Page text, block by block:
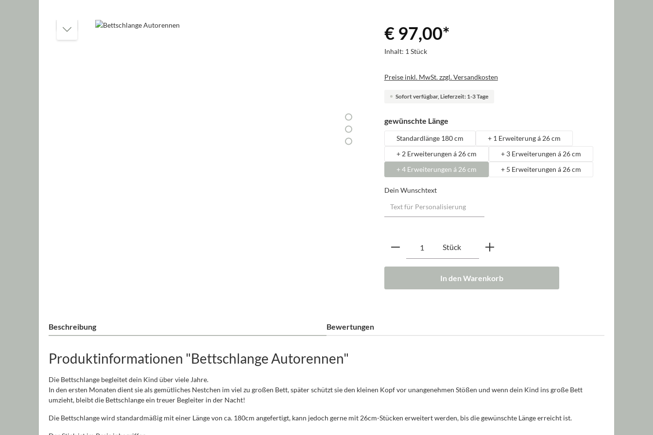
Bildergalerie überspringen € 97,00*
Inhalt: 1 Stück
Preise inkl. MwSt. zzgl. Versandkosten
Sofort verfügbar, Lieferzeit: 1-3 Tage
gewünschte Längeauswählen
Standardlänge 180 cm
+ 1 Erweiterung á 26 cm
+ 2 Erweiterungen á 26 cm
+ 3 Erweiterungen á 26 cm
+ 4 Erweiterungen á 26 cm
+ 5 Erweiterungen á 26 cm
Dein Wunschtext
Produkt Anzahl: Gib den gewünschten Wert ein
Stück
In den Warenkorb
Beschreibung Bewertungen
Produktinformationen "Bettschlange Autorennen"
Die Bettschlange begleitet dein Kind über viele Jahre.
In den ersten Monaten dient sie als gemütliches Nestchen im viel zu großen Bett, später schützt sie den kleinen Kopf vor unangenehmen Stößen und wenn dein Kind ins große Bett
umzieht, bleibt die Bettschlange ein treuer Begleiter in der Nacht!
Die Bettschlange wird standardmäßig mit einer Länge von ca. 180cm angefertigt, kann jedoch gerne mit 26cm-Stücken erweitert werden, bis die gewünschte Länge erreicht ist.